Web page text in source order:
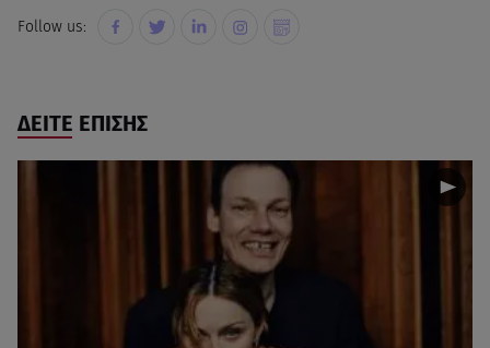
Follow us:
ΔΕΙΤΕ ΕΠΙΣΗΣ